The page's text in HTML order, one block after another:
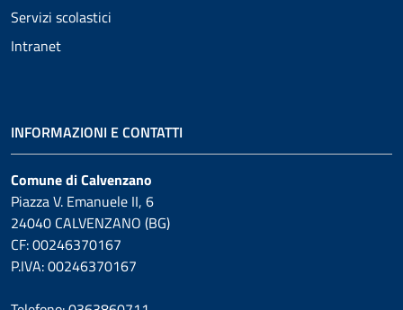
Servizi scolastici
Intranet
INFORMAZIONI E CONTATTI
Comune di Calvenzano
Piazza V. Emanuele II, 6
24040 CALVENZANO (BG)
CF: 00246370167
P.IVA: 00246370167